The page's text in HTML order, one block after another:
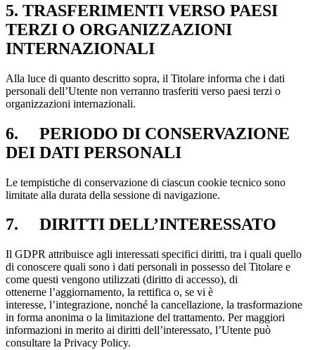
5. TRASFERIMENTI VERSO PAESI
TERZI O ORGANIZZAZIONI
INTERNAZIONALI
Alla luce di quanto descritto sopra, il Titolare informa che i dati
personali dell’Utente non verranno trasferiti verso paesi terzi o
organizzazioni internazionali.
6. PERIODO DI CONSERVAZIONE
DEI DATI PERSONALI
Le tempistiche di conservazione di ciascun cookie tecnico sono
limitate alla durata della sessione di navigazione.
7. DIRITTI DELL’INTERESSATO
Il GDPR attribuisce agli interessati specifici diritti, tra i quali quello
di conoscere quali sono i dati personali in possesso del Titolare e
come questi vengono utilizzati (diritto di accesso), di
ottenerne l’aggiornamento, la rettifica o, se vi è
interesse, l’integrazione, nonché la cancellazione, la trasformazione
in forma anonima o la limitazione del trattamento. Per maggiori
informazioni in merito ai diritti dell’interessato, l’Utente può
consultare la Privacy Policy.